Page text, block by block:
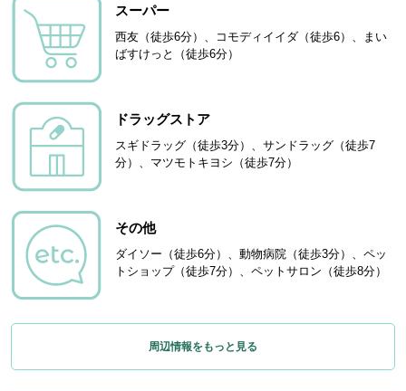
スーパー
西友（徒歩6分）、コモディイイダ（徒歩6）、まい
ばすけっと（徒歩6分）
ドラッグストア
スギドラッグ（徒歩3分）、サンドラッグ（徒歩7
分）、マツモトキヨシ（徒歩7分）
その他
ダイソー（徒歩6分）、動物病院（徒歩3分）、ペッ
トショップ（徒歩7分）、ペットサロン（徒歩8分）
周辺情報をもっと見る